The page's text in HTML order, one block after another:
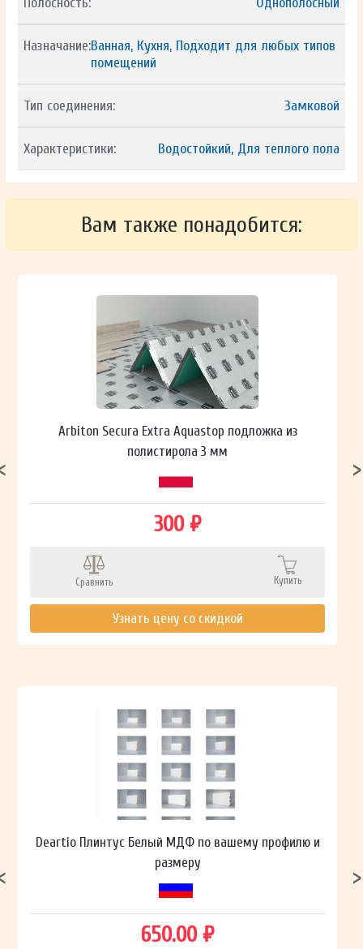
Назначание:Ванная, Кухня, Подходит для любых типов
помещений
Тип соединения: Замковой
Характеристики: Водостойкий, Для теплого пола
Вам также понадобится:
Arbiton Secura Extra Aquastop подложка из
полистирола 3 мм
300 ₽
Сравнить Купить
Узнать цену со скидкой
Deartio Плинтус Белый МДФ по вашему профилю и
размеру
650.00 ₽